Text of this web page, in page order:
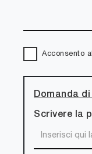
Acconsento
Domanda
Scrivere la